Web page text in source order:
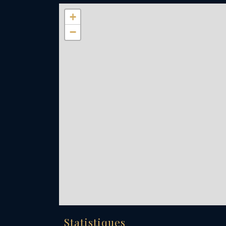
+
−
Statistiques